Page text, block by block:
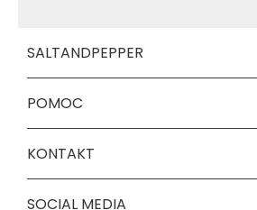
SALTANDPEPPER
POMOC
KONTAKT
SOCIAL MEDIA